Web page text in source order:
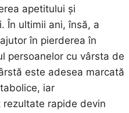
apetitului și
În ultimii ani, însă, a
în pierderea în
persoanelor cu vârsta de
este adesea marcată
iar
rapide devin